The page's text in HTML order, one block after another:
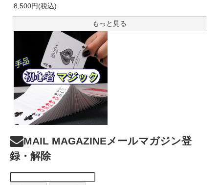
8,500円(税込)
もっと見る
MAIL MAGAZINEメールマガジン登
録・解除